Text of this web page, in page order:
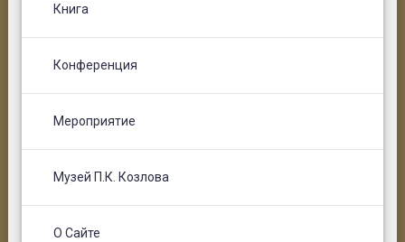
Книга
Конференция
Мероприятие
Музей П.К. Козлова
О Сайте